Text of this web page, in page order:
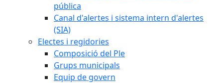
pública
Canal d'alertes i sistema intern d'alertes
(SIA)
Electes i regidories
Composició del Ple
Grups municipals
Equip de govern